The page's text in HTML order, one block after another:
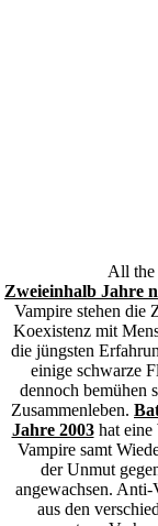
Wiedergänger
gegenüber
Anti-
momentane
Rechte schwer,
Anfeindungen
Seltenheit
Bundestaaten
Rechte für
Louisiana ihre
für
Gegenteil, sie